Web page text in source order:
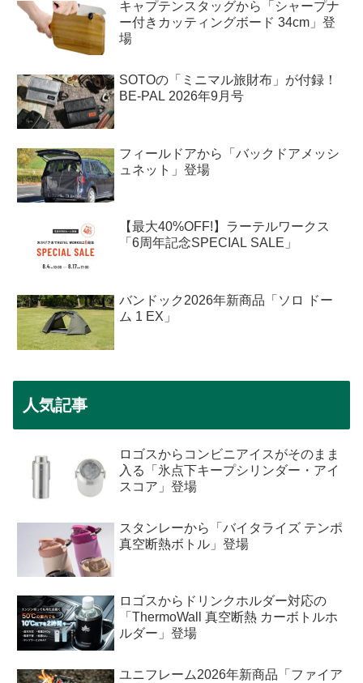
キャプテンスタッグから「シャープナ
ー付きカッティングボード 34cm」登
場
SOTOの「ミニマル旅財布」が付録！
BE-PAL 2026年9月号
フィールドアから「バックドアメッシ
ュネット」登場
【最大40%OFF!】ラーテルワークス
「6周年記念SPECIAL SALE」
バンドック2026年新商品「ソロ ドー
ム 1 EX」
人気記事
ロゴスからコンビニアイスがそのまま
入る「氷点下キープシリンダー・アイ
スコア」登場
スタンレーから「バイタライズ テンポ
真空断熱ボトル」登場
ロゴスからドリンクホルダー対応の
「ThermoWall 真空断熱 カーボトルホ
ルダー」登場
ユニフレーム2026年新商品「ファイア